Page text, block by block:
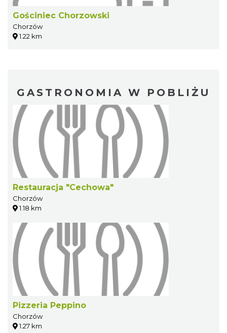
Gościniec Chorzowski
Chorzów
1.22 km
GASTRONOMIA W POBLIŻU
Restauracja "Cechowa"
Chorzów
1.18 km
Pizzeria Peppino
Chorzów
1.27 km